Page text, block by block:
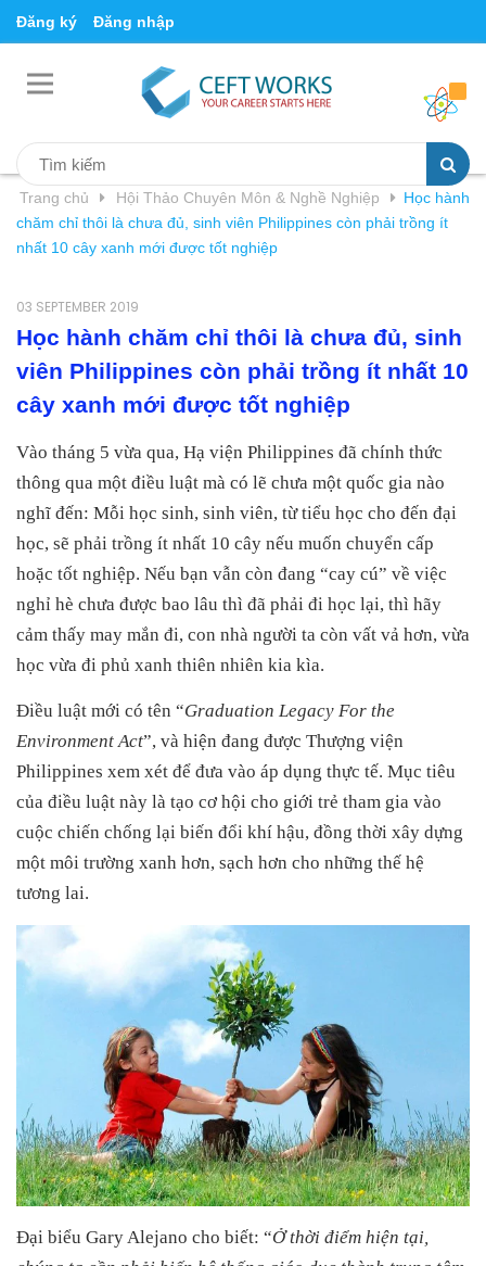
Đăng ký Đăng nhập
Trang chủ Hội Thảo Chuyên Môn & Nghề Nghiệp
Học hành
chăm chỉ thôi là chưa đủ, sinh viên Philippines còn phải trồng ít
nhất 10 cây xanh mới được tốt nghiệp
03 SEPTEMBER 2019
Học hành chăm chỉ thôi là chưa đủ, sinh
viên Philippines còn phải trồng ít nhất 10
cây xanh mới được tốt nghiệp
Vào tháng 5 vừa qua, Hạ viện Philippines đã chính thức
thông qua một điều luật mà có lẽ chưa một quốc gia nào
nghĩ đến: Mỗi học sinh, sinh viên, từ tiểu học cho đến đại
học, sẽ phải trồng ít nhất 10 cây nếu muốn chuyển cấp
hoặc tốt nghiệp. Nếu bạn vẫn còn đang “cay cú” về việc
nghỉ hè chưa được bao lâu thì đã phải đi học lại, thì hãy
cảm thấy may mắn đi, con nhà người ta còn vất vả hơn, vừa
học vừa đi phủ xanh thiên nhiên kia kìa.
Điều luật mới có tên “Graduation Legacy For the
Environment Act”, và hiện đang được Thượng viện
Philippines xem xét để đưa vào áp dụng thực tế. Mục tiêu
của điều luật này là tạo cơ hội cho giới trẻ tham gia vào
cuộc chiến chống lại biến đổi khí hậu, đồng thời xây dựng
một môi trường xanh hơn, sạch hơn cho những thế hệ
tương lai.
Đại biểu Gary Alejano cho biết: “Ở thời điểm hiện tại,